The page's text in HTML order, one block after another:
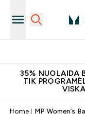
35% NUOLAIDA
TIK
Home MP Women's